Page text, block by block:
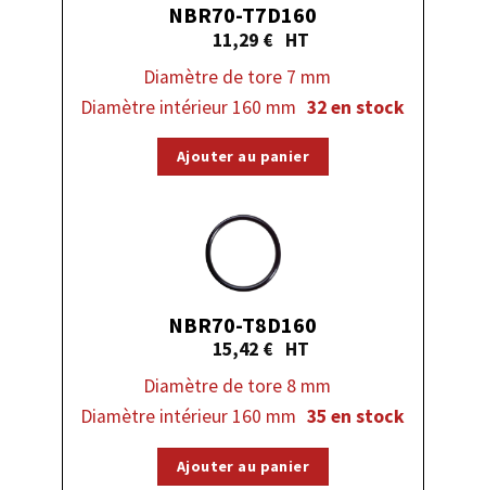
NBR70-T7D160
11,29 €
Diamètre de tore 7 mm
Diamètre intérieur 160 mm 32 en stock
Ajouter au panier
NBR70-T8D160
15,42 €
Diamètre de tore 8 mm
Diamètre intérieur 160 mm 35 en stock
Ajouter au panier